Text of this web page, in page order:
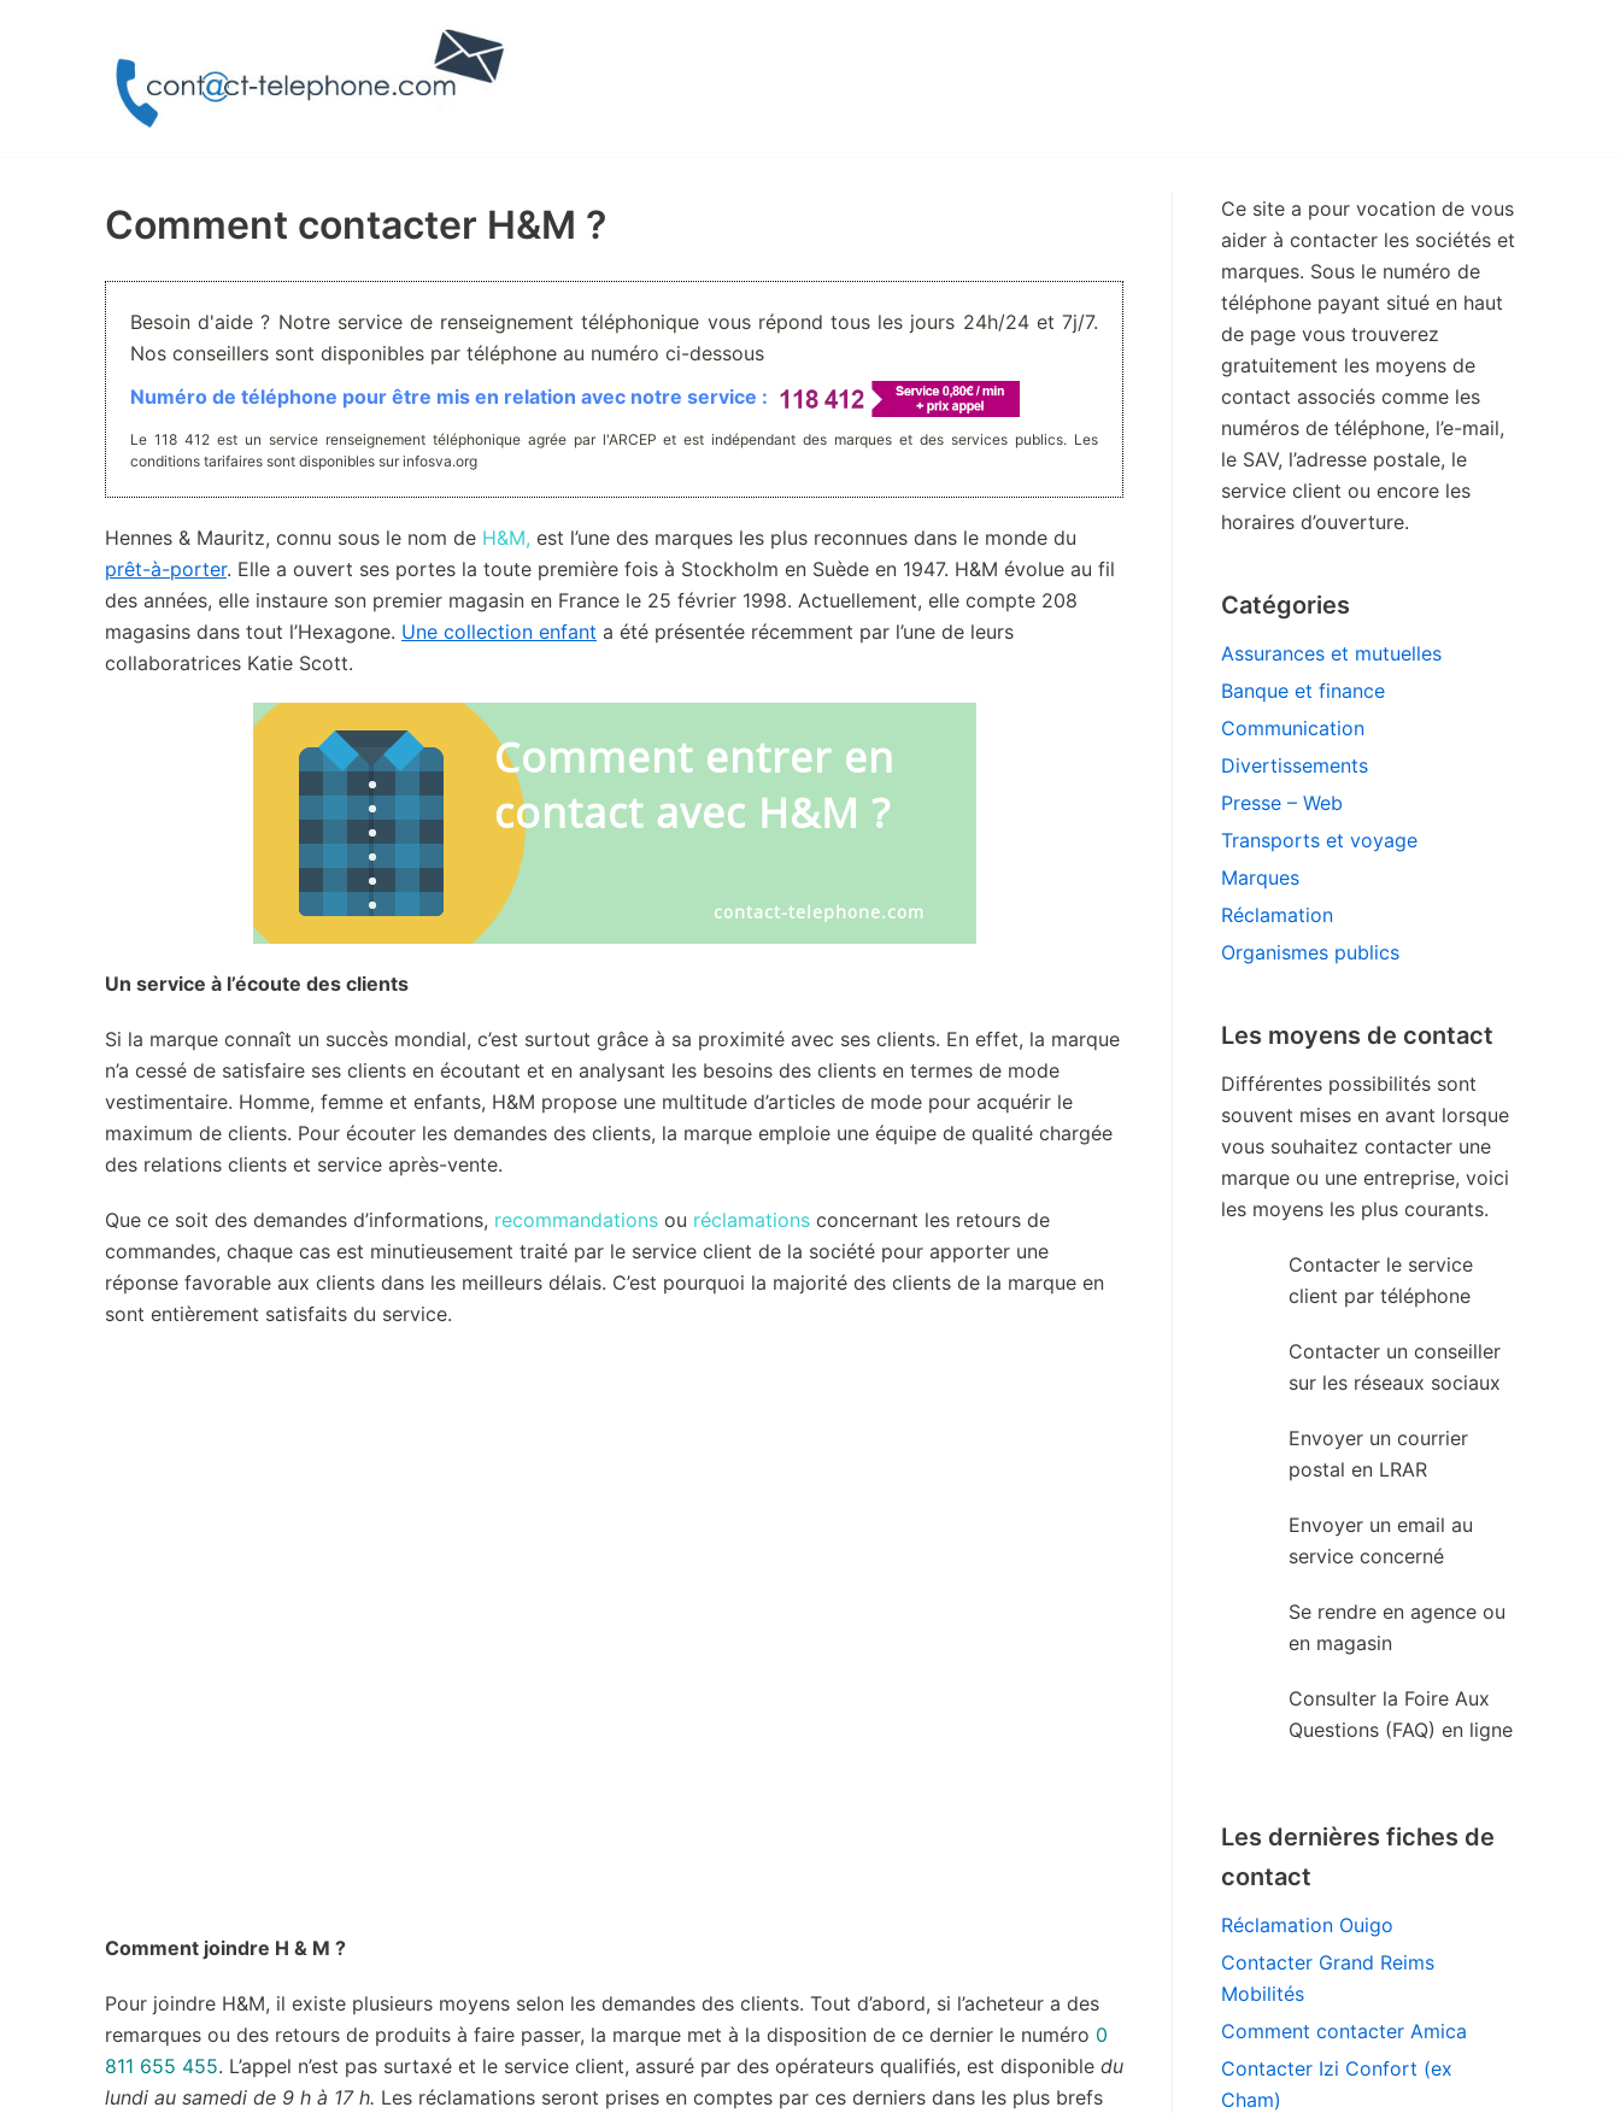
Comment contacter H&M ?
Besoin d'aide ? Notre service de renseignement téléphonique vous répond tous les jours 24h/24 et 7j/7.
Nos conseillers sont disponibles par téléphone au numéro ci-dessous
Numéro de téléphone pour être mis en relation avec notre service :
Le 118 412 est un service renseignement téléphonique agrée par l'ARCEP et est indépendant des marques et des services publics. Les
conditions tarifaires sont disponibles sur infosva.org
Hennes & Mauritz, connu sous le nom de H&M, est l’une des marques les plus reconnues dans le monde du
prêt-à-porter. Elle a ouvert ses portes la toute première fois à Stockholm en Suède en 1947. H&M évolue au fil
des années, elle instaure son premier magasin en France le 25 février 1998. Actuellement, elle compte 208
magasins dans tout l’Hexagone. Une collection enfant a été présentée récemment par l’une de leurs
collaboratrices Katie Scott.
Un service à l’écoute des clients
Si la marque connaît un succès mondial, c’est surtout grâce à sa proximité avec ses clients. En effet, la marque
n’a cessé de satisfaire ses clients en écoutant et en analysant les besoins des clients en termes de mode
vestimentaire. Homme, femme et enfants, H&M propose une multitude d’articles de mode pour acquérir le
maximum de clients. Pour écouter les demandes des clients, la marque emploie une équipe de qualité chargée
des relations clients et service après-vente.
Que ce soit des demandes d’informations, recommandations ou réclamations concernant les retours de
commandes, chaque cas est minutieusement traité par le service client de la société pour apporter une
réponse favorable aux clients dans les meilleurs délais. C’est pourquoi la majorité des clients de la marque en
sont entièrement satisfaits du service.
Comment joindre H & M ?
Pour joindre H&M, il existe plusieurs moyens selon les demandes des clients. Tout d’abord, si l’acheteur a des
remarques ou des retours de produits à faire passer, la marque met à la disposition de ce dernier le numéro 0
811 655 455. L’appel n’est pas surtaxé et le service client, assuré par des opérateurs qualifiés, est disponible du
lundi au samedi de 9 h à 17 h. Les réclamations seront prises en comptes par ces derniers dans les plus brefs
Ce site a pour vocation de vous
aider à contacter les sociétés et
marques. Sous le numéro de
téléphone payant situé en haut
de page vous trouverez
gratuitement les moyens de
contact associés comme les
numéros de téléphone, l’e-mail,
le SAV, l’adresse postale, le
service client ou encore les
horaires d’ouverture.
Catégories
Assurances et mutuelles
Banque et finance
Communication
Divertissements
Presse – Web
Transports et voyage
Marques
Réclamation
Organismes publics
Les moyens de contact
Différentes possibilités sont
souvent mises en avant lorsque
vous souhaitez contacter une
marque ou une entreprise, voici
les moyens les plus courants.
Contacter le service
client par téléphone
Contacter un conseiller
sur les réseaux sociaux
Envoyer un courrier
postal en LRAR
Envoyer un email au
service concerné
Se rendre en agence ou
en magasin
Consulter la Foire Aux
Questions (FAQ) en ligne
Les dernières fiches de
contact
Réclamation Ouigo
Contacter Grand Reims
Mobilités
Comment contacter Amica
Contacter Izi Confort (ex
Cham)